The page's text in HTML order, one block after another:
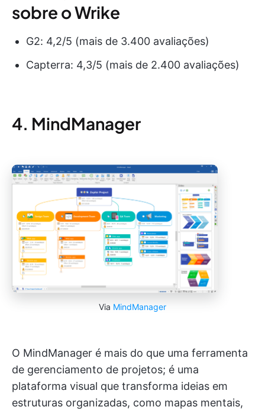
sobre o Wrike
G2: 4,2/5 (mais de 3.400 avaliações)
Capterra: 4,3/5 (mais de 2.400 avaliações)
4. MindManager
Via MindManager
O MindManager é mais do que uma ferramenta
de gerenciamento de projetos; é uma
plataforma visual que transforma ideias em
estruturas organizadas, como mapas mentais,